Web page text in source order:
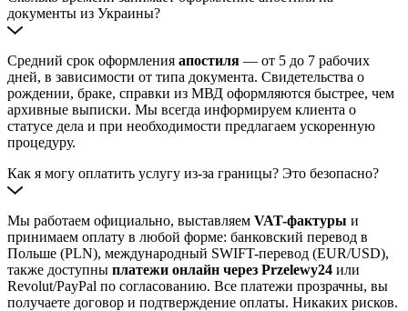
документы из Украины?
Средний срок оформления апостиля — от 5 до 7 рабочих
дней, в зависимости от типа документа. Свидетельства о
рождении, браке, справки из МВД оформляются быстрее, чем
архивные выписки. Мы всегда информируем клиента о
статусе дела и при необходимости предлагаем ускоренную
процедуру.
Как я могу оплатить услугу из-за границы? Это безопасно?
Мы работаем официально, выставляем VAT-фактуры и
принимаем оплату в любой форме: банковский перевод в
Польше (PLN), международный SWIFT-перевод (EUR/USD),
также доступны платежи онлайн через Przelewy24 или
Revolut/PayPal по согласованию. Все платежи прозрачны, вы
получаете договор и подтверждение оплаты. Никаких рисков.